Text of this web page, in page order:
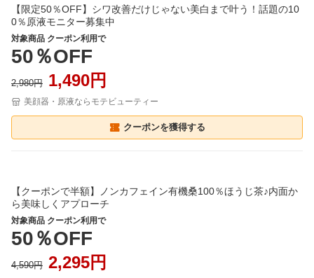
【限定50％OFF】シワ改善だけじゃない美白まで叶う！話題の10
0％原液モニター募集中
対象商品 クーポン利用で
50％OFF
2,980円 1,490円
美顔器・原液ならモテビューティー
クーポンを獲得する
【クーポンで半額】ノンカフェイン有機桑100％ほうじ茶♪内面か
ら美味しくアプローチ
対象商品 クーポン利用で
50％OFF
4,590円 2,295円